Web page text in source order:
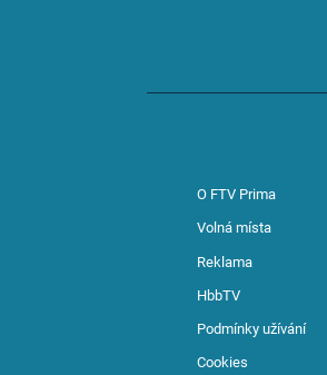
O FTV Prima
Volná místa
Reklama
HbbTV
Podmínky užívání
Cookies